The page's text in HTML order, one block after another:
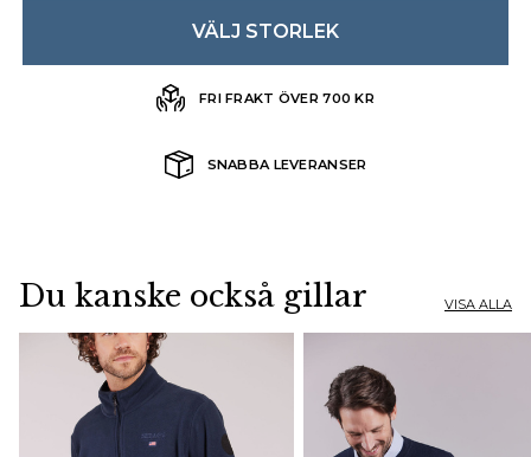
VÄLJ STORLEK
FRI FRAKT ÖVER 700 KR
SNABBA LEVERANSER
Du kanske också gillar VISA ALLA